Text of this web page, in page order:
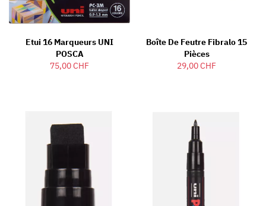
Etui 16 Marqueurs UNI
POSCA
75,00 CHF
Boîte De Feutre Fibralo 15
Pièces
29,00 CHF